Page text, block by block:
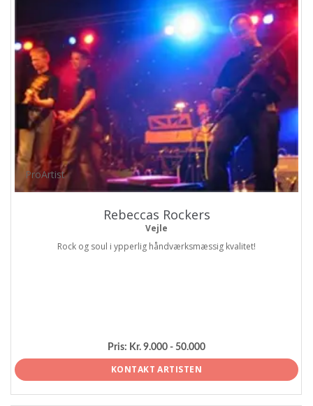
ProArtist
Rebeccas Rockers
Vejle
Rock og soul i ypperlig håndværksmæssig kvalitet!
Pris: Kr. 9.000 - 50.000
KONTAKT ARTISTEN